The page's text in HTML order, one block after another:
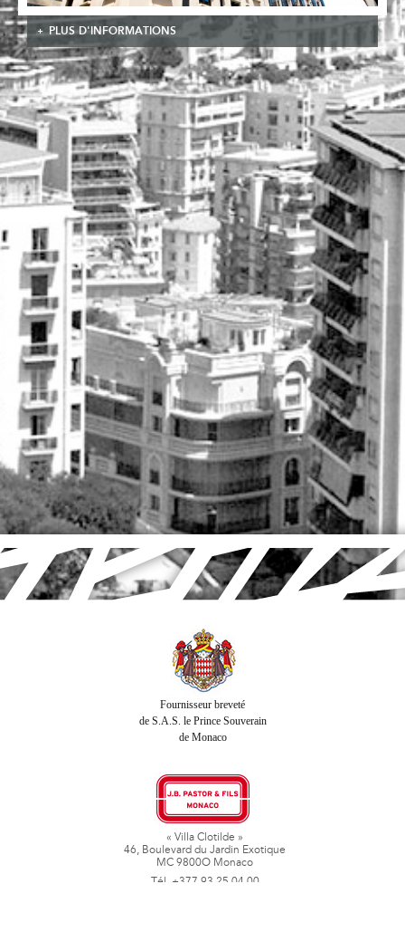
PLUS D'INFORMATIONS
Fournisseur breveté
de S.A.S. le Prince Souverain
de Monaco
« Villa Clotilde »
46, Boulevard du Jardin Exotique
MC 9800O Monaco
Tél. +377 93 25 04 00